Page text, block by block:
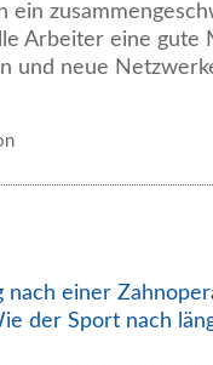
Arbeiter eine gute
und neue
einer
der Sport nach